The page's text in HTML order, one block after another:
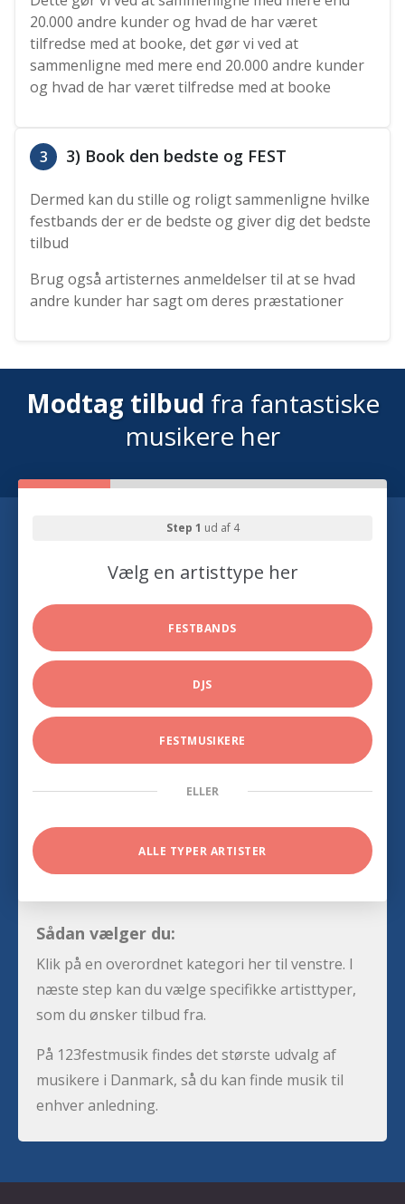
20.000 andre kunder og hvad de har været
tilfredse med at booke, det gør vi ved at
sammenligne med mere end 20.000 andre kunder
og hvad de har været tilfredse med at booke
3 3) Book den bedste og FEST
Dermed kan du stille og roligt sammenligne hvilke
festbands der er de bedste og giver dig det bedste
tilbud
Brug også artisternes anmeldelser til at se hvad
andre kunder har sagt om deres præstationer
Modtag tilbud fra fantastiske
musikere her
Step 1 ud af 4
Vælg en artisttype her
FESTBANDS
DJS
FESTMUSIKERE
ELLER
ALLE TYPER ARTISTER
Sådan vælger du:
Klik på en overordnet kategori her til venstre. I
næste step kan du vælge specifikke artisttyper,
som du ønsker tilbud fra.
På 123festmusik findes det største udvalg af
musikere i Danmark, så du kan finde musik til
enhver anledning.